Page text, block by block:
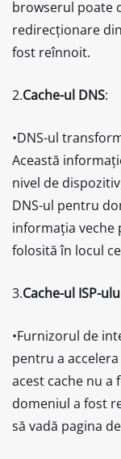
browserul poate
redirecționare
fost reînnoit.
2.Cache-ul DNS:
•DNS-ul
Această
nivel de
DNS-ul pentru
informația veche
folosită în locul
3.Cache-ul ISP-
•Furnizorul de
pentru a
acest cache nu a
domeniul a fost
să vadă pagina